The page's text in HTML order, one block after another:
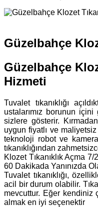
Güzelbahçe
Güzelbahçe
Hizmeti
Tuvalet tıkanıklığı
ustalarımız borunun içini
sizlere gösterir.
uygun fiyatlı ve
teknoloji robot ve
tıkanıklığından
Klozet Tıkanıklık Açma 7/
60 Dakikada Yanınızda
Tuvalet tıkanıklığı,
acil bir durum olabilir.
mevcuttur. Eğer kendiniz
almak en iyi seçenektir